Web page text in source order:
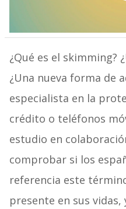
¿Qué es el skimming?
¿Una nueva forma de
especialista en la
crédito o teléfonos
estudio en
comprobar si los
referencia este
presente en sus vidas,